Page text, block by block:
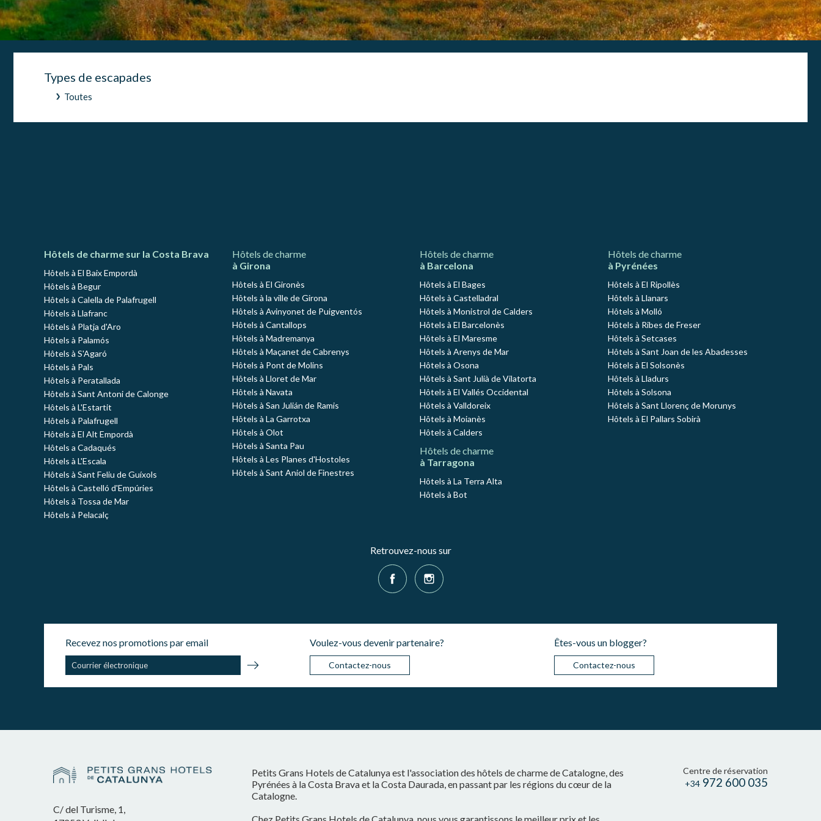
Types de escapades
Toutes
Hôtels de charme sur la Costa Brava
Hôtels à El Baix Empordà
Hôtels à Begur
Hôtels à Calella de Palafrugell
Hôtels à Llafranc
Hôtels à Platja d'Aro
Hôtels à Palamós
Hôtels à S'Agaró
Hôtels à Pals
Hôtels à Peratallada
Hôtels à Sant Antoni de Calonge
Hôtels à L'Estartit
Hôtels à Palafrugell
Hôtels à El Alt Empordà
Hôtels a Cadaqués
Hôtels à L'Escala
Hôtels à Sant Feliu de Guíxols
Hôtels à Castelló d'Empúries
Hôtels à Tossa de Mar
Hôtels à Pelacalç
Hôtels de charme
à Girona
Hôtels à El Gironès
Hôtels à la ville de Girona
Hôtels à Avinyonet de Puigventós
Hôtels à Cantallops
Hôtels à Madremanya
Hôtels à Maçanet de Cabrenys
Hôtels à Pont de Molins
Hôtels à Lloret de Mar
Hôtels à Navata
Hôtels à San Julián de Ramis
Hôtels à La Garrotxa
Hôtels à Olot
Hôtels à Santa Pau
Hôtels à Les Planes d'Hostoles
Hôtels à Sant Aniol de Finestres
Hôtels de charme
à Barcelona
Hôtels à El Bages
Hôtels à Castelladral
Hôtels à Monistrol de Calders
Hôtels à El Barcelonès
Hôtels à El Maresme
Hôtels à Arenys de Mar
Hôtels à Osona
Hôtels à Sant Julià de Vilatorta
Hôtels à El Vallés Occidental
Hôtels à Valldoreix
Hôtels à Moianès
Hôtels à Calders
Hôtels de charme
à Tarragona
Hôtels à La Terra Alta
Hôtels à Bot
Hôtels de charme
à Pyrénées
Hôtels à El Ripollès
Hôtels à Llanars
Hôtels à Molló
Hôtels à Ribes de Freser
Hôtels à Setcases
Hôtels à Sant Joan de les Abadesses
Hôtels à El Solsonès
Hôtels à Lladurs
Hôtels à Solsona
Hôtels à Sant Llorenç de Morunys
Hôtels à El Pallars Sobirà
Retrouvez-nous sur
Recevez nos promotions par email Voulez-vous devenir partenaire?
Contactez-nous
Êtes-vous un blogger?
Contactez-nous
C/ del Turisme, 1,
Petits Grans Hotels de Catalunya est l'association des hôtels de charme de Catalogne, des
Pyrénées à la Costa Brava et la Costa Daurada, en passant par les régions du cœur de la
Catalogne.
Centre de réservation
+34 972 600 035
d'améliorer nos services. Si vous continuez à naviguer, vous acceptez leur installation.
L'utilisateur a la possibilité de configurer son navigateur, pouvant, s'il le souhaite,
empêcher leur installation sur son disque dur, même s'il doit garder à l'esprit qu'une
telle action peut entraîner des difficultés de navigation sur le site.
Enregistrer les paramètres Tout accepter